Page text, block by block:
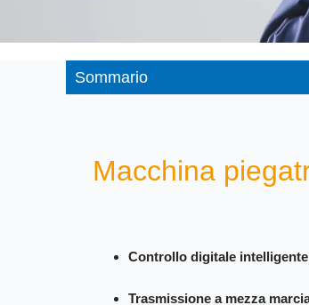
Sommario
Macchina
Controllo digitale intelligente
Trasmissione a mezza